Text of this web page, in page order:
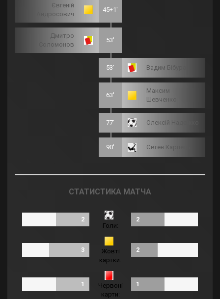
Євгеній
Андросович
45+1'
Дмитро
Соломонов
53'
53' Вадим Бібура
63'
Максим
Шевченко
77' Олексій Надєжко
90' Євген Карпець
СТАТИСТИКА МАТЧА
2
Голи:
2
3
Жовті
картки:
2
1
Червоні
карти:
1